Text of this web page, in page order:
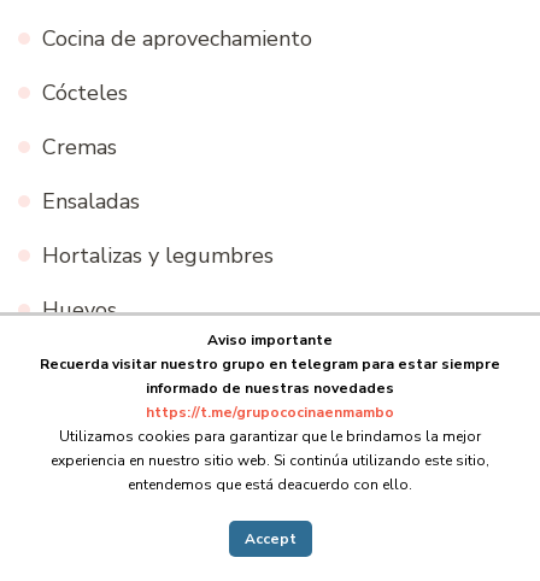
Cocina de aprovechamiento
Cócteles
Cremas
Ensaladas
Hortalizas y legumbres
Huevos
Panes
Patés
Pescados y mariscos
Aviso importante
Recuerda visitar nuestro grupo en telegram para estar siempre
informado de nuestras novedades
https://t.me/grupococinaenmambo
Utilizamos cookies para garantizar que le brindamos la mejor
experiencia en nuestro sitio web. Si continúa utilizando este sitio,
entendemos que está deacuerdo con ello.
Accept